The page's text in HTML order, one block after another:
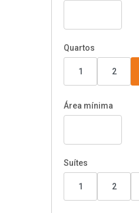
Quartos
1 2
Área mínima
Suítes
1 2